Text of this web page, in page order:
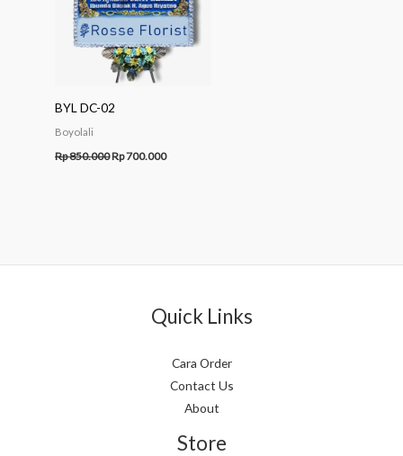
BYL DC-02
Boyolali
Rp850.000Rp700.000
Quick Links
Cara Order
Contact Us
About
Store